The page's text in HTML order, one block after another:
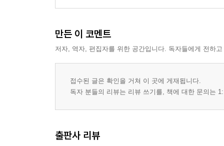
만든 이 코멘트
저자, 역자, 편집자를 위한 공간입니다. 독자들에게 전하
접수된 글은 확인을 거쳐 이 곳에 게재됩니다.
독자 분들의 리뷰는 리뷰 쓰기를, 책에 대한 문의는
출판사 리뷰